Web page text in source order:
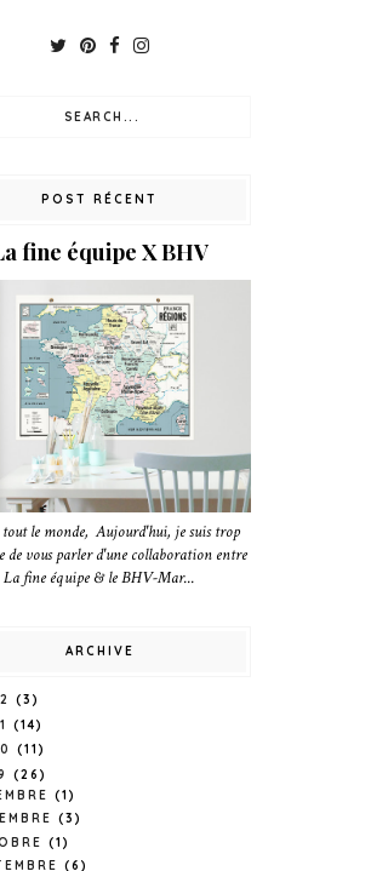
POST RÉCENT
fine équipe X BHV
le monde, Aujourd'hui, je suis trop
de vous parler d'une collaboration entre
La fine équipe & le BHV-Mar...
ARCHIVE
(3)
(14)
(11)
(26)
(1)
(3)
(1)
(6)